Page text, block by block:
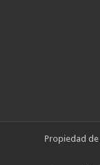
Propiedad de